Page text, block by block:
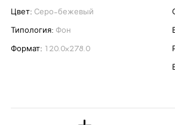
Цвет: Серо-бежевый
Типология: Фон
Формат: 120.0x278.0